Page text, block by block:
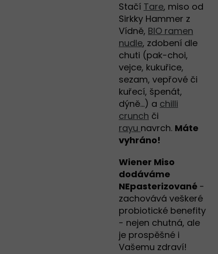
Stačí Tare, miso od
Sirkky Hammer z
Vídně, BIO ramen
nudle, zdobení dle
chuti (pak-choi,
vejce, kukuřice,
sezam, vepřové či
kuřecí, špenát,
dýně...) a chilli
crunch či
rayu navrch. Máte
vyhráno!
Wiener Miso
dodáváme
NEpasterizované -
zachovává veškeré
probiotické benefity
- nejen chutná, ale
je prospěšné i
Vašemu zdraví!